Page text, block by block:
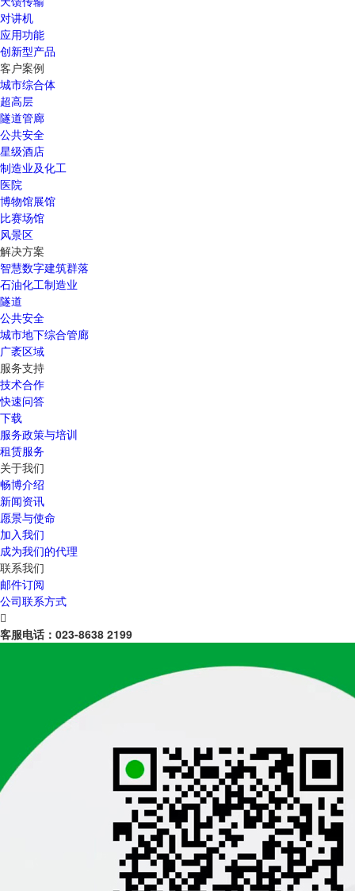
对讲机
应用功能
创新型产品
客户案例
城市综合体
超高层
隧道管廊
公共安全
星级酒店
制造业及化工
医院
博物馆展馆
比赛场馆
风景区
解决方案
智慧数字建筑群落
石油化工制造业
隧道
公共安全
城市地下综合管廊
广袤区域
服务支持
技术合作
快速问答
下载
服务政策与培训
租赁服务
关于我们
畅博介绍
新闻资讯
愿景与使命
加入我们
成为我们的代理
联系我们
邮件订阅
公司联系方式

客服电话： 023-8638 2199